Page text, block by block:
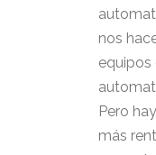
nos
equipos
Pero
más